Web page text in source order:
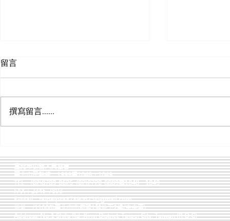
臺北市市政大樓員工子女非營
間：本年5月25日上午10時起
至本年6月11日中午12時止，
作業，並全程直播。
違規赴港澳
立場，特此
希望達成的
因赴陸港澳
「通報」等
響程度、情
動機等，即
處，甚至以
留言
撰寫留言......
臺北市公務人員協會
臺北市民熱線：1999轉1048、1049
TEL：(02)8789-0625, (02)2720-8889轉1048、1049
FAX：2345-7893
E-Mail：taipeipsa87890625@gmail.com
地址：(11008)臺北市市府路1號地下2樓(中央區)
Address: No.1 Shifu Rd.,Xinyi District, Taipei City, Taiwan (R.O.C)